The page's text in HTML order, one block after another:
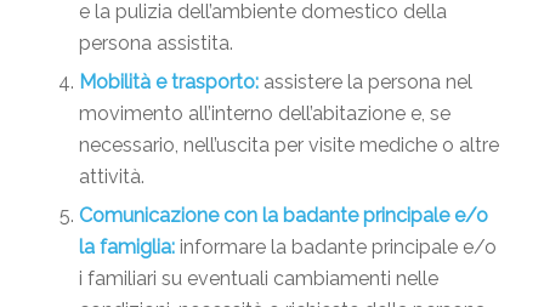
e la pulizia dell’ambiente domestico della
persona assistita.
Mobilità e trasporto:assistere la persona nel
movimento all’interno dell’abitazione e, se
necessario, nell’uscita per visite mediche o altre
attività.
Comunicazione con la badante principale e/o
la famiglia:informare la badante principale e/o
i familiari su eventuali cambiamenti nelle